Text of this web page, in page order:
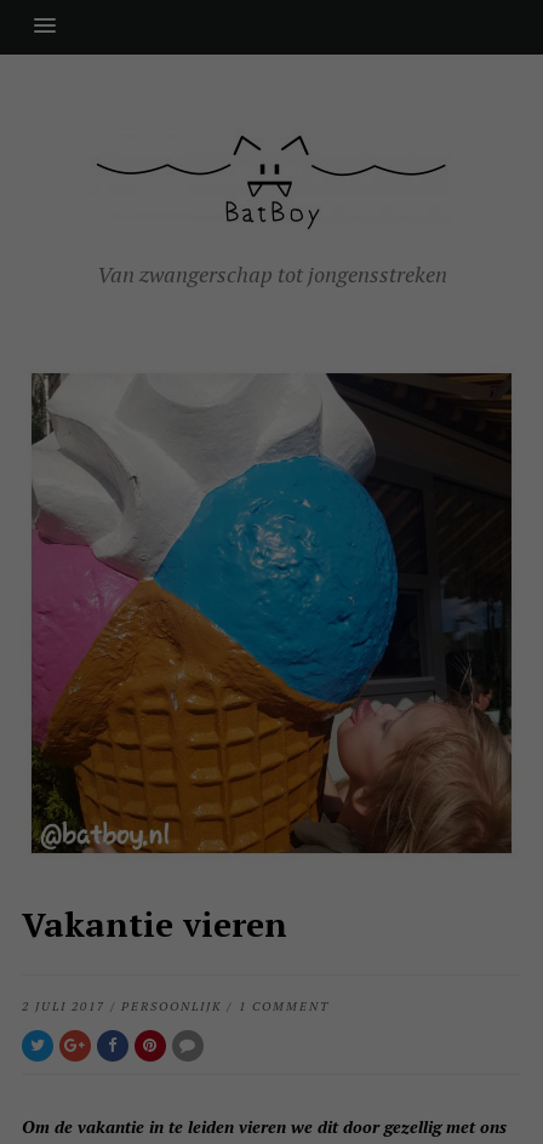
Van zwangerschap tot jongensstreken
Vakantie vieren
2 JULI 2017 / PERSOONLIJK / 1 COMMENT
Om de vakantie in te leiden vieren we dit door gezellig met ons